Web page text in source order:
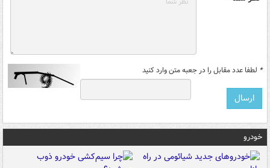
* لطفا عدد مقابل را در جعبه متن وارد کنید
خودرو